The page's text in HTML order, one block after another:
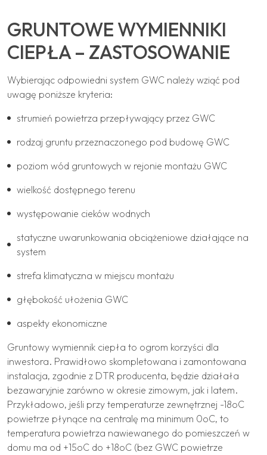
GRUNTOWE WYMIENNIKI
CIEPŁA – ZASTOSOWANIE
Wybierając odpowiedni system GWC należy wziąć pod
uwagę poniższe kryteria:
strumień powietrza przepływający przez GWC
rodzaj gruntu przeznaczonego pod budowę GWC
poziom wód gruntowych w rejonie montażu GWC
wielkość dostępnego terenu
występowanie cieków wodnych
statyczne uwarunkowania obciążeniowe działające na
system
strefa klimatyczna w miejscu montażu
głębokość ułożenia GWC
aspekty ekonomiczne
Gruntowy wymiennik ciepła to ogrom korzyści dla
inwestora. Prawidłowo skompletowana i zamontowana
instalacja, zgodnie z DTR producenta, będzie działała
bezawaryjnie zarówno w okresie zimowym, jak i latem.
Przykładowo, jeśli przy temperaturze zewnętrznej -18oC
powietrze płynące na centralę ma minimum 0oC, to
temperatura powietrza nawiewanego do pomieszczeń w
domu ma od +15oC do +18oC (bez GWC powietrze